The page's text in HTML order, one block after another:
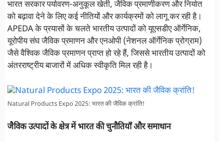
भारत सरकार पर्यावरण-अनुकूल खेती, जैविक प्रमाणीकरण और निर्यात
को बढ़ावा देने के लिए कई नीतियों और कार्यक्रमों को लागू कर रही है।
APEDA के प्रयासों के चलते भारतीय उत्पादों को यूएसडीए ऑर्गेनिक,
यूरोपीय संघ जैविक प्रमाणन और एनओपी (नेशनल ऑर्गेनिक प्रोग्राम)
जैसे वैश्विक जैविक प्रमाणन प्राप्त हो रहे हैं, जिससे भारतीय उत्पादों को
अंतरराष्ट्रीय बाजारों में अधिक स्वीकृति मिल रही है।
Natural Products Expo 2025: भारत की जैविक क्रांति!
जैविक उत्पादों के क्षेत्र में भारत की चुनौतियाँ और समाधान